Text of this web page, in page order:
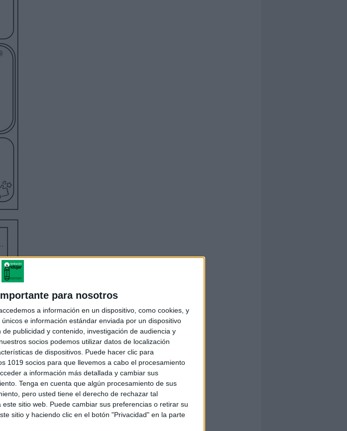
para nosotros
a información en un dispositivo, como cookies, y
e información estándar enviada por un dispositivo
publicidad y contenido, investigación de audiencia y
socios podemos utilizar datos de localización
de dispositivos. Puede hacer clic para
1019 socios para que llevemos a cabo el procesamiento
a información más detallada y cambiar sus
Tenga en cuenta que algún procesamiento de sus
pero usted tiene el derecho de rechazar tal
sitio web. Puede cambiar sus preferencias o retirar su
sitio y haciendo clic en el botón "Privacidad" en la parte